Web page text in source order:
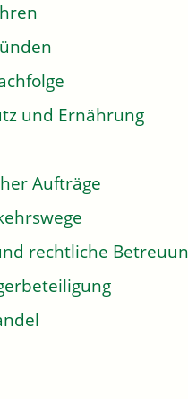
und Ernährung
Aufträge
rechtliche